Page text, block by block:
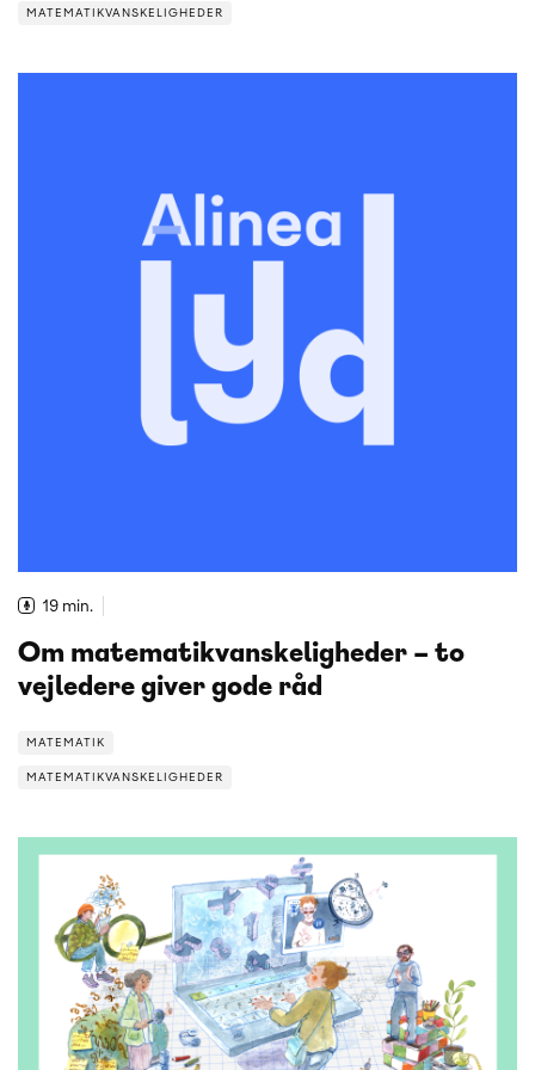
MATEMATIKVANSKELIGHEDER
19 min.
Om matematikvanskeligheder – to
vejledere giver gode råd
MATEMATIK
MATEMATIKVANSKELIGHEDER
MATEMATIK
Fire studerende på Syddansk Universitet har
udviklet en simulation, som genskaber den